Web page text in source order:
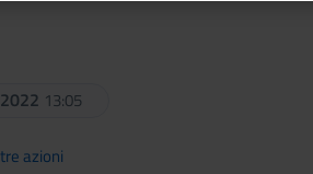
13:05
azioni